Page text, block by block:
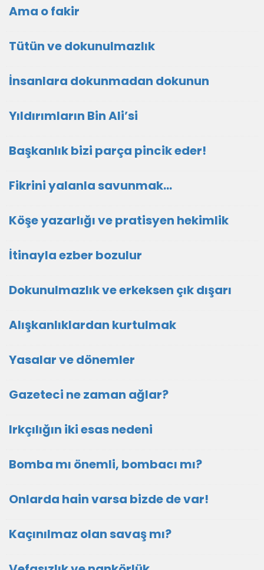
Ama o fakir
Tütün ve dokunulmazlık
İnsanlara dokunmadan dokunun
Yıldırımların Bin Ali’si
Başkanlık bizi parça pincik eder!
Fikrini yalanla savunmak…
Köşe yazarlığı ve pratisyen hekimlik
İtinayla ezber bozulur
Dokunulmazlık ve erkeksen çık dışarı
Alışkanlıklardan kurtulmak
Yasalar ve dönemler
Gazeteci ne zaman ağlar?
Irkçılığın iki esas nedeni
Bomba mı önemli, bombacı mı?
Onlarda hain varsa bizde de var!
Kaçınılmaz olan savaş mı?